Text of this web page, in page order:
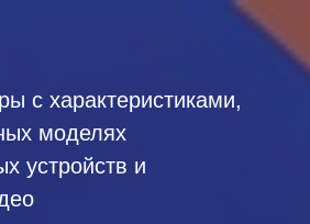
с характеристиками,
моделях
устройств и